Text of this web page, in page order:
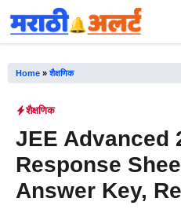
Skip
to
Home »शैक्षणिक
शैक्षणिक
JEE Advanced
Response
Answer Key,